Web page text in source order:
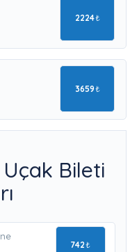
2224₺
3659₺
Uçak Bileti
742₺